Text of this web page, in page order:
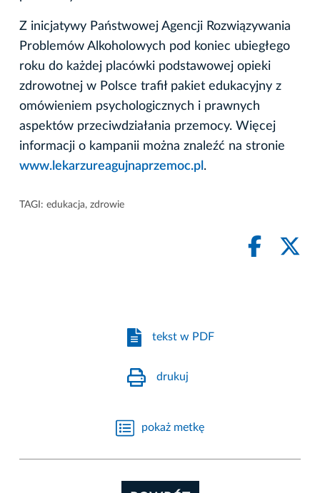
Z inicjatywy Państwowej Agencji Rozwiązywania
Problemów Alkoholowych pod koniec ubiegłego
roku do każdej placówki podstawowej opieki
zdrowotnej w Polsce trafił pakiet edukacyjny z
omówieniem psychologicznych i prawnych
aspektów przeciwdziałania przemocy. Więcej
informacji o kampanii można znaleźć na stronie
www.lekarzureagujnaprzemoc.pl .
TAGI: edukacja, zdrowie
tekst w PDF
drukuj
pokaż metkę